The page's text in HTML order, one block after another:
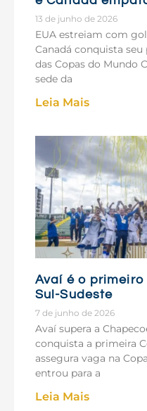
13 de junho de 2026
EUA estreiam com
Canadá conquista
das Copas do Mundo
sede da
Leia Mais
Avaí é o
Sul-Sudeste
7 de junho de 2026
Avaí supera a
conquista a primeira
assegura vaga na
entrou para a
Leia Mais